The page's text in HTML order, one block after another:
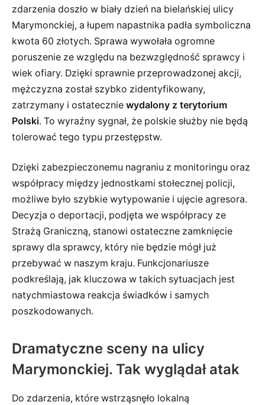
zdarzenia doszło w biały dzień na bielańskiej ulicy
Marymonckiej, a łupem napastnika padła symboliczna
kwota 60 złotych. Sprawa wywołała ogromne
poruszenie ze względu na bezwzględność sprawcy i
wiek ofiary. Dzięki sprawnie przeprowadzonej akcji,
mężczyzna został szybko zidentyfikowany,
zatrzymany i ostatecznie wydalony z terytorium
Polski. To wyraźny sygnał, że polskie służby nie będą
tolerować tego typu przestępstw.
Dzięki zabezpieczonemu nagraniu z monitoringu oraz
współpracy między jednostkami stołecznej policji,
możliwe było szybkie wytypowanie i ujęcie agresora.
Decyzja o deportacji, podjęta we współpracy ze
Strażą Graniczną, stanowi ostateczne zamknięcie
sprawy dla sprawcy, który nie będzie mógł już
przebywać w naszym kraju. Funkcjonariusze
podkreślają, jak kluczowa w takich sytuacjach jest
natychmiastowa reakcja świadków i samych
poszkodowanych.
Dramatyczne sceny na ulicy
Marymonckiej. Tak wyglądał atak
Do zdarzenia, które wstrząsnęło lokalną